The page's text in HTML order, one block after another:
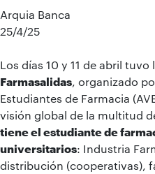
Arquia Banca
25/4/25
Los días 10 y 11 de abril
Farmasalidas , organizado
Estudiantes de Farmacia
visión global de la multitud
tiene el estudiante de
universitarios: Industria
distribución (cooperativas),